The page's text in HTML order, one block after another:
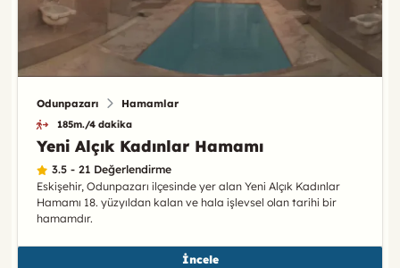
Odunpazarı Hamamlar
185m./4 dakika
Yeni Alçık Kadınlar Hamamı
3.5 - 21 Değerlendirme
Eskişehir, Odunpazarı ilçesinde yer alan Yeni Alçık Kadınlar
Hamamı 18. yüzyıldan kalan ve hala işlevsel olan tarihi bir
hamamdır.
İncele